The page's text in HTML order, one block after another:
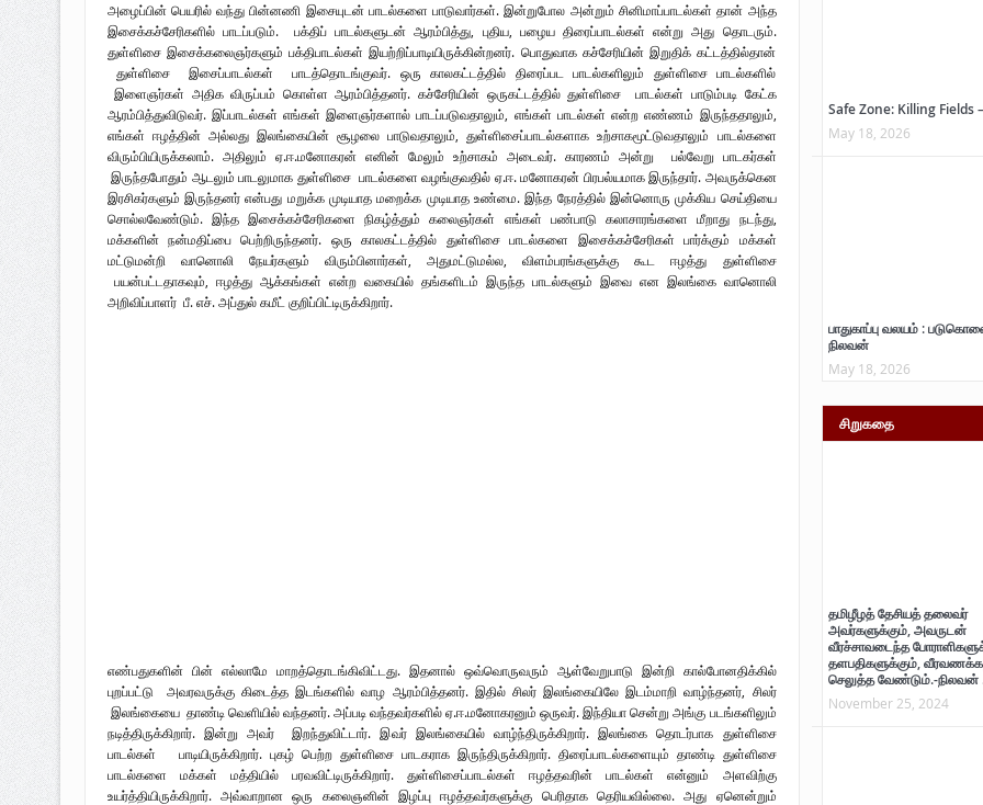
அழைப்பின் பெயரில் வந்து பின்னணி இசையுடன் பாடல்களை பாடுவார்கள். இன்றுபோல அன்றும் சினிமாப்பாடல்கள் தான் அந்த
இசைக்கச்சேரிகளில் பாடப்படும். பக்திப் பாடல்களுடன் ஆரம்பித்து, புதிய, பழைய திரைப்பாடல்கள் என்று அது தொடரும்.
துள்ளிசை இசைக்கலைஞர்களும் பக்திபாடல்கள் இயற்றிப்பாடியிருக்கின்றனர். பொதுவாக கச்சேரியின் இறுதிக் கட்டத்தில்தான்
துள்ளிசை இசைப்பாடல்கள் பாடத்தொடங்குவர். ஒரு காலகட்டத்தில் திரைப்பட பாடல்களிலும் துள்ளிசை பாடல்களில்
இளைஞர்கள் அதிக விருப்பம் கொள்ள ஆரம்பித்தனர். கச்சேரியின் ஒருகட்டத்தில் துள்ளிசை பாடல்கள் பாடும்படி கேட்க
ஆரம்பித்துவிடுவர். இப்பாடல்கள் எங்கள் இளைஞர்களால் பாடப்படுவதாலும், எங்கள் பாடல்கள் என்ற எண்ணம் இருந்ததாலும்,
எங்கள் ஈழத்தின் அல்லது இலங்கையின் சூழலை பாடுவதாலும், துள்ளிசைப்பாடல்களாக உற்சாகமூட்டுவதாலும் பாடல்களை
விரும்பியிருக்கலாம். அதிலும் ஏ.ஈ.மனோகரன் எனின் மேலும் உற்சாகம் அடைவர். காரணம் அன்று பல்வேறு பாடகர்கள்
இருந்தபோதும் ஆடலும் பாடலுமாக துள்ளிசை பாடல்களை வழங்குவதில் ஏ.ஈ. மனோகரன் பிரபல்யமாக இருந்தார். அவருக்கென
இரசிகர்களும் இருந்தனர் என்பது மறுக்க முடியாத மறைக்க முடியாத உண்மை. இந்த நேரத்தில் இன்னொரு முக்கிய செய்தியை
சொல்லவேண்டும். இந்த இசைக்கச்சேரிகளை நிகழ்த்தும் கலைஞர்கள் எங்கள் பண்பாடு கலாசாரங்களை மீறாது நடந்து,
மக்களின் நன்மதிப்பை பெற்றிருந்தனர். ஒரு காலகட்டத்தில் துள்ளிசை பாடல்களை இசைக்கச்சேரிகள் பார்க்கும் மக்கள்
மட்டுமன்றி வானொலி நேயர்களும் விரும்பினார்கள், அதுமட்டுமல்ல, விளம்பரங்களுக்கு கூட ஈழத்து துள்ளிசை
பயன்பட்டதாகவும், ஈழத்து ஆக்கங்கள் என்ற வகையில் தங்களிடம் இருந்த பாடல்களும் இவை என இலங்கை வானொலி
அறிவிப்பாளர் பீ. எச். அப்துல் கமீட் குறிப்பிட்டிருக்கிறார்.
எண்பதுகளின் பின் எல்லாமே மாறத்தொடங்கிவிட்டது. இதனால் ஒவ்வொருவரும் ஆள்வேறுபாடு இன்றி கால்போனதிக்கில்
புறப்பட்டு அவரவருக்கு கிடைத்த இடங்களில் வாழ ஆரம்பித்தனர். இதில் சிலர் இலங்கையிலே இடம்மாறி வாழ்ந்தனர், சிலர்
இலங்கையை தாண்டி வெளியில் வந்தனர். அப்படி வந்தவர்களில் ஏ.ஈ.மனோகரனும் ஒருவர். இந்தியா சென்று அங்கு படங்களிலும்
நடித்திருக்கிறார். இன்று அவர் இறந்துவிட்டார். இவர் இலங்கையில் வாழ்ந்திருக்கிறார். இலங்கை தொடர்பாக துள்ளிசை
பாடல்கள் பாடியிருக்கிறார். புகழ் பெற்ற துள்ளிசை பாடகராக இருந்திருக்கிறார். திரைப்பாடல்களையும் தாண்டி துள்ளிசை
பாடல்களை மக்கள் மத்தியில் பரவவிட்டிருக்கிறார். துள்ளிசைப்பாடல்கள் ஈழத்தவரின் பாடல்கள் என்னும் அளவிற்கு
உயர்த்தியிருக்கிறார். அவ்வாறான ஒரு கலைஞனின் இழப்பு ஈழத்தவர்களுக்கு பெரிதாக தெரியவில்லை. அது ஏனென்றும்
Safe Zone: Killing Fields
May 18, 2026
பாதுகாப்பு வலயம் :
நிலவன்
May 18, 2026
சிறுகதை
தமிழீழத் தேசியத் தலைவர்
அவர்களுக்கும், அவருடன்
வீரச்சாவடைந்த
தளபதிகளுக்கும்,
செலுத்த வேண்டும்.-நிலவன்
November 25, 2024